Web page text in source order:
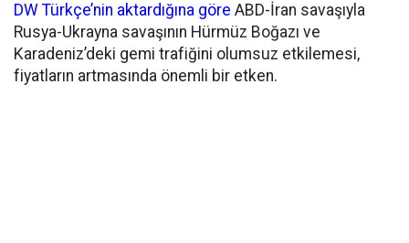
DW Türkçe’nin aktardığına göre ABD-İran savaşıyla
Rusya-Ukrayna savaşının Hürmüz Boğazı ve
Karadeniz’deki gemi trafiğini olumsuz etkilemesi,
fiyatların artmasında önemli bir etken.